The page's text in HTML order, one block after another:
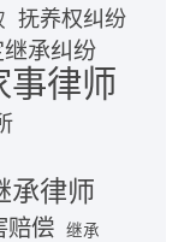
抚养权纠纷
继承纠纷
事律师
承律师
赔偿 继承